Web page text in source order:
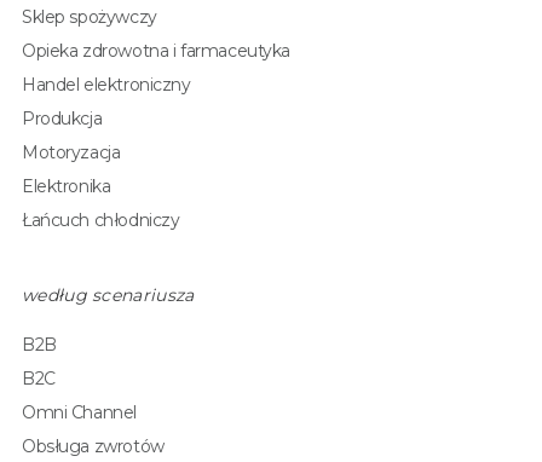
Sklep spożywczy
Opieka zdrowotna i farmaceutyka
Handel elektroniczny
Produkcja
Motoryzacja
Elektronika
Łańcuch chłodniczy
według scenariusza
B2B
B2C
Omni Channel
Obsługa zwrotów